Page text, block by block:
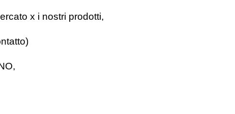
x i nostri prodotti,